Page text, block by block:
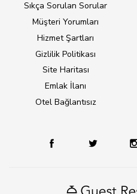
Sıkça Sorulan Sorular
Müşteri Yorumları
Hizmet Şartları
Gizlilik Politikası
Site Haritası
Emlak İlanı
Otel Bağlantısız